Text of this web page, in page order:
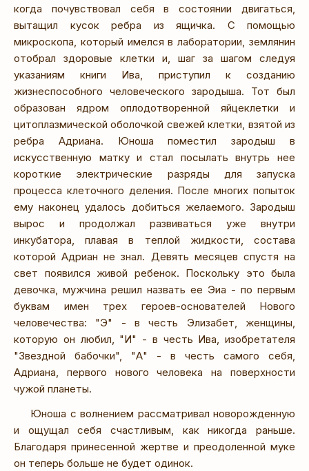
когда почувствовал себя в состоянии двигаться,
вытащил кусок ребра из ящичка. С помощью
микроскопа, который имелся в лаборатории, землянин
отобрал здоровые клетки и, шаг за шагом следуя
указаниям книги Ива, приступил к созданию
жизнеспособного человеческого зародыша. Тот был
образован ядром оплодотворенной яйцеклетки и
цитоплазмической оболочкой свежей клетки, взятой из
ребра Адриана. Юноша поместил зародыш в
искусственную матку и стал посылать внутрь нее
короткие электрические разряды для запуска
процесса клеточного деления. После многих попыток
ему наконец удалось добиться желаемого. Зародыш
вырос и продолжал развиваться уже внутри
инкубатора, плавая в теплой жидкости, состава
которой Адриан не знал. Девять месяцев спустя на
свет появился живой ребенок. Поскольку это была
девочка, мужчина решил назвать ее Эиа - по первым
буквам имен трех героев-основателей Нового
человечества: "Э" - в честь Элизабет, женщины,
которую он любил, "И" - в честь Ива, изобретателя
"Звездной бабочки", "А" - в честь самого себя,
Адриана, первого нового человека на поверхности
чужой планеты.
Юноша с волнением рассматривал новорожденную
и ощущал себя счастливым, как никогда раньше.
Благодаря принесенной жертве и преодоленной муке
он теперь больше не будет одинок.